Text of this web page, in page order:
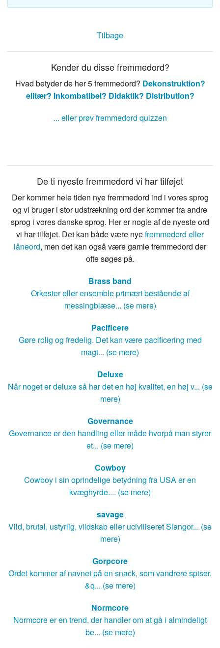
Tilbage
Kender du disse fremmedord?
Hvad betyder de her 5 fremmedord? Dekonstruktion?
elitær? Inkombatibel? Didaktik? Distribution?
... eller prøv fremmedord quizzen
De ti nyeste fremmedord vi har tilføjet
Der kommer hele tiden nye fremmedord ind i vores sprog
og vi bruger i stor udstrækning ord der kommer fra andre
sprog i vores danske sprog. Her er nogle af de nyeste ord
vi har tilføjet. Det kan både være nyefremmedord eller
låneord, men det kan også være gamle fremmedord der
ofte søges på.
Brass band
Orkester eller ensemble primært bestående af
messingblæse... (se mere)
Pacificere
Gøre rolig og fredelig. Det kan være pacificering med
magt... (se mere)
Deluxe
Når noget er deluxe så har det en høj kvalitet, en høj v... (se
mere)
Governance
Governance er den handling eller måde hvorpå man styrer
et... (se mere)
Cowboy
Cowboy i sin oprindelige betydning fra USA er en
kvæghyrde.... (se mere)
savage
Vild, brutal, ustyrlig, vildskab eller uciviliseret Slangor... (se
mere)
Gorpcore
Ordet kommer af navnet på en snack, som vandrere spiser.
&q... (se mere)
Normcore
Normcore er en trend, der handler om at gå i almindeligt
be... (se mere)